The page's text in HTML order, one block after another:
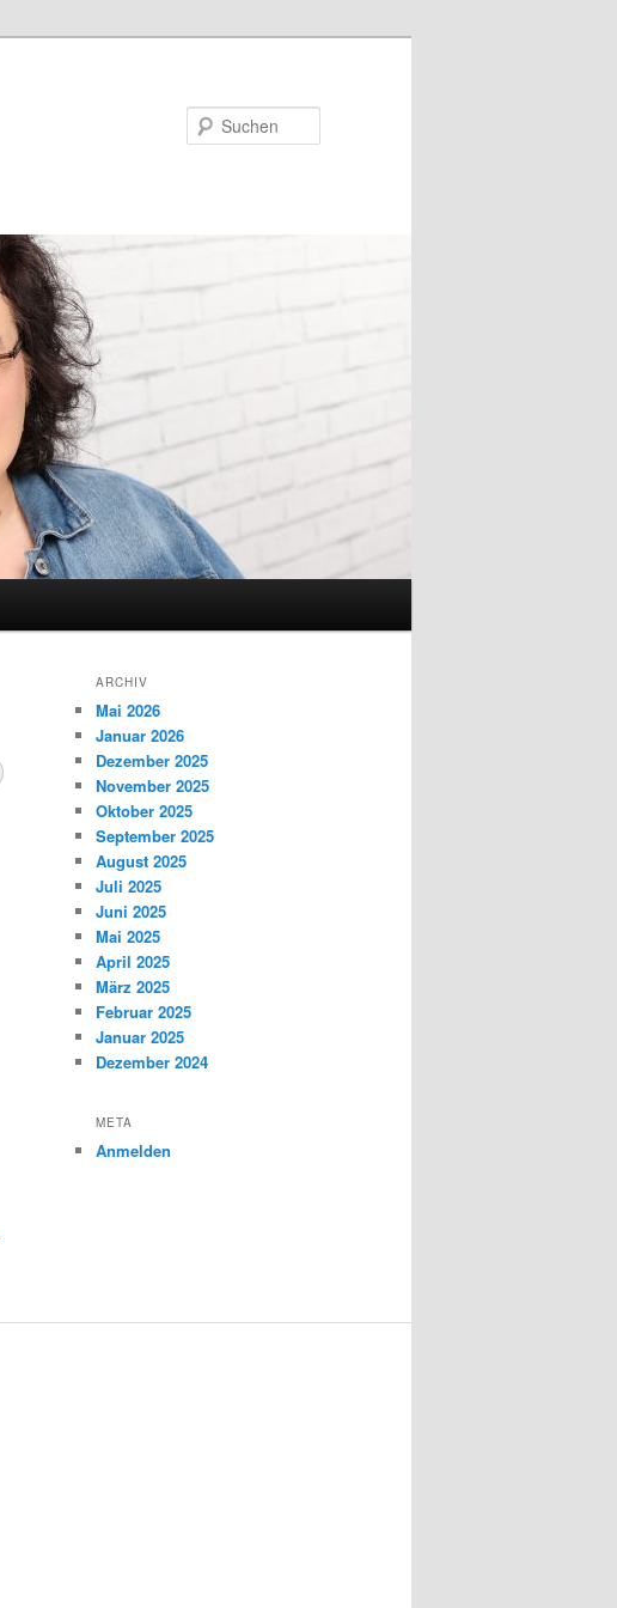
ARCHIV
Mai 2026
Januar 2026
Dezember 2025
November 2025
Oktober 2025
September 2025
August 2025
Juli 2025
Juni 2025
Mai 2025
April 2025
März 2025
Februar 2025
Januar 2025
Dezember 2024
META
Anmelden